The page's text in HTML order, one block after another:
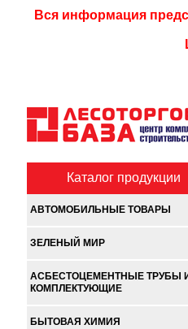
Вся информация
Каталог продукции
АВТОМОБИЛЬНЫЕ ТОВАРЫ
ЗЕЛЕНЫЙ МИР
АСБЕСТОЦЕМЕНТНЫЕ ТРУБЫ
КОМПЛЕКТУЮЩИЕ
БЫТОВАЯ ХИМИЯ